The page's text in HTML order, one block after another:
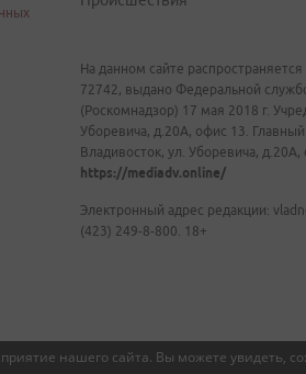
нашего сайта. Вы можете увидеть,
На данном сайте
72742, выдано Федеральной
(Роскомнадзор) 17 мая 2018 г.
Уборевича, д.20А, офис 13.
Владивосток, ул. Уборевича,
https://mediadv.online/
Электронный адрес редакции:
(423) 249-8-800. 18+